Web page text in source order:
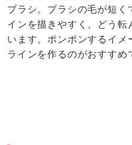
ブラシ。ブラシの毛が短く
インを描きやすく、どう転
います。ポンポンするイメ
ラインを作るのがおすすめ